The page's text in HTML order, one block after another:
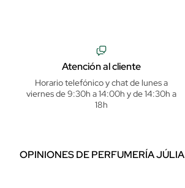
Atención al cliente
Horario telefónico y chat de lunes a
viernes de 9:30h a 14:00h y de 14:30h a
18h
OPINIONES DE PERFUMERÍA JÚLIA